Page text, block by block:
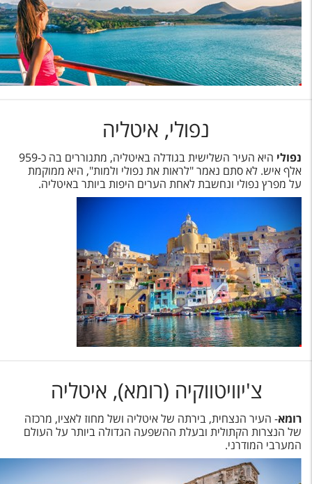
נפולי, איטליה
נפולי
היא העיר השלישית בגודלה באיטליה, מתגוררים בה כ-959
אלף איש. לא סתם נאמר "לראות את נפולי ולמות", היא ממוקמת
על מפרץ נפולי ונחשבת לאחת הערים היפות ביותר באיטליה.
צ'יוויטווקיה (רומא), איטליה
רומא- העיר הנצחית, בירתה של איטליה ושל מחוז לאציו, מרכזה
של הנצרות הקתולית ובעלת ההשפעה הגדולה ביותר על העולם
המערבי המודרני.